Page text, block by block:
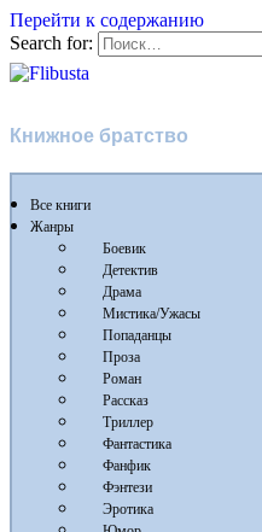
Перейти к содержанию
Search for:
Книжное братство
Все книги
Жанры
Боевик
Детектив
Драма
Мистика/Ужасы
Попаданцы
Проза
Роман
Рассказ
Триллер
Фантастика
Фанфик
Фэнтези
Эротика